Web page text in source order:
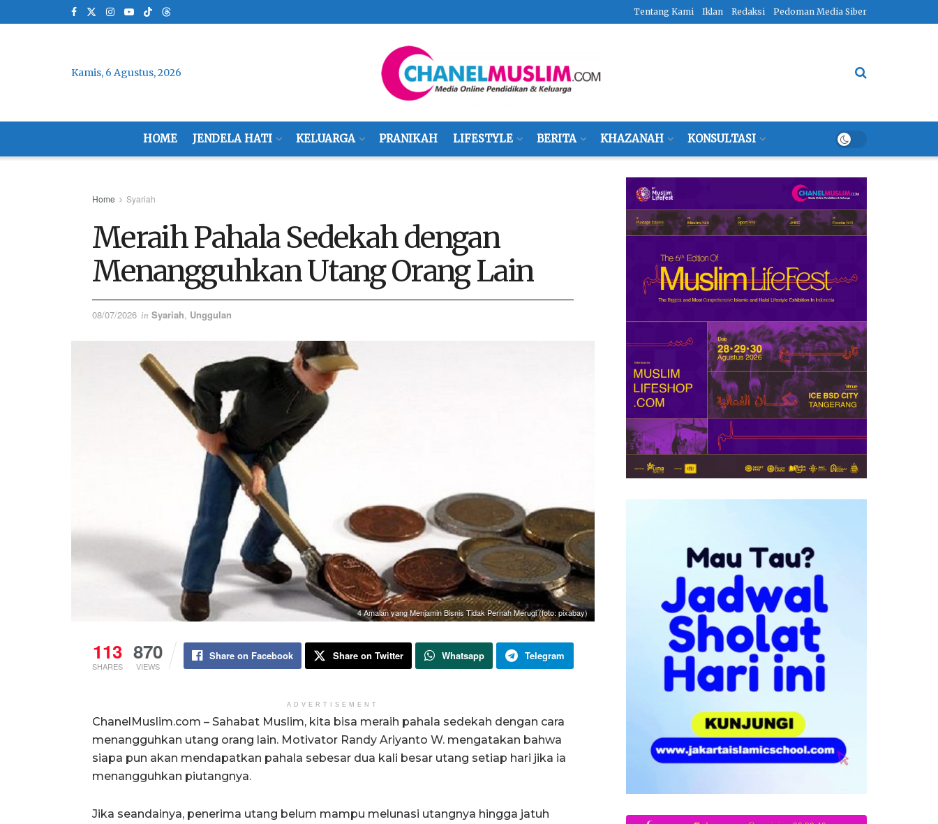
Tentang Kami Iklan Redaksi Pedoman Media Siber
Kamis, 6 Agustus, 2026
HOME JENDELA HATI KELUARGA PRANIKAH LIFESTYLE BERITA KHAZANAH KONSULTASI
Home Syariah
Meraih Pahala Sedekah dengan
Menangguhkan Utang Orang Lain
08/07/2026 in Syariah, Unggulan
4 Amalan yang Menjamin Bisnis Tidak Pernah Merugi (foto: pixabay)
113
SHARES
870
VIEWS
Share on Facebook Share on Twitter Whatsapp Telegram
ADVERTISEMENT
ChanelMuslim.com – Sahabat Muslim, kita bisa meraih pahala sedekah dengan cara
menangguhkan utang orang lain. Motivator Randy Ariyanto W. mengatakan bahwa
siapa pun akan mendapatkan pahala sebesar dua kali besar utang setiap hari jika ia
menangguhkan piutangnya.
Jika seandainya, penerima utang belum mampu melunasi utangnya hingga jatuh